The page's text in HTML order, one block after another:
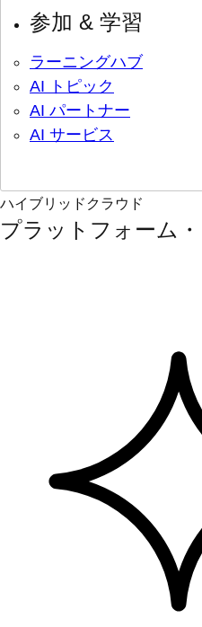
参加 & 学習
ラーニングハブ
AI トピック
AI パートナー
AI サービス
ハイブリッドクラウド
プラットフォーム